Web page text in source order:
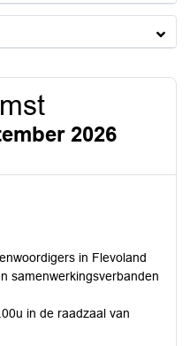
2026
in Flevoland
samenwerkingsverbanden
in de raadzaal van